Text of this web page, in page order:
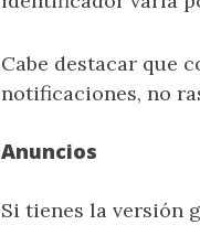
Cabe destacar que
notificaciones, no
Anuncios
Si tienes la versión